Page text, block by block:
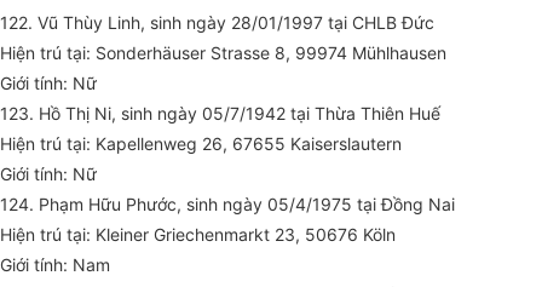
122. Vũ Thùy Linh, sinh ngày 28/01/1997 tại CHLB Đức
Hiện trú tại: Sonderhäuser Strasse 8, 99974 Mühlhausen
Giới tính: Nữ
123. Hồ Thị Ni, sinh ngày 05/7/1942 tại Thừa Thiên Huế
Hiện trú tại: Kapellenweg 26, 67655 Kaiserslautern
Giới tính: Nữ
124. Phạm Hữu Phước, sinh ngày 05/4/1975 tại Đồng Nai
Hiện trú tại: Kleiner Griechenmarkt 23, 50676 Köln
Giới tính: Nam